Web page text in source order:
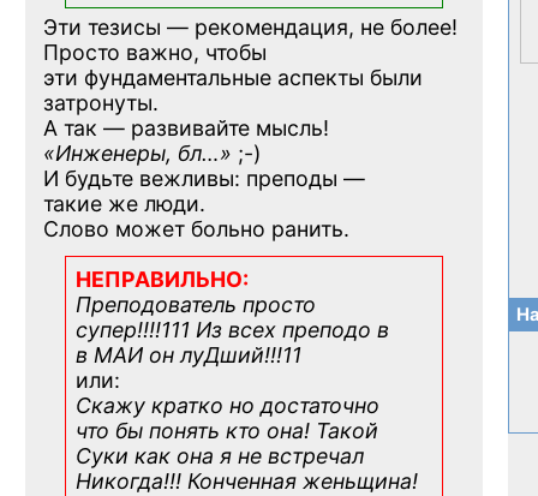
Эти тезисы — рекомендация, не более!
Просто важно, чтобы
эти фундаментальные аспекты были
затронуты.
А так — развивайте мысль!
«Инженеры, бл…» ;-)
И будьте вежливы: преподы —
такие же люди.
Слово может больно ранить.
НЕПРАВИЛЬНО:
Преподователь просто
супер!!!!111 Из всех преподо в
в МАИ он луДший!!!11
или:
Скажу кратко но достаточно
что бы понять кто она! Такой
Суки как она я не встречал
Никогда!!! Конченная женьщина!